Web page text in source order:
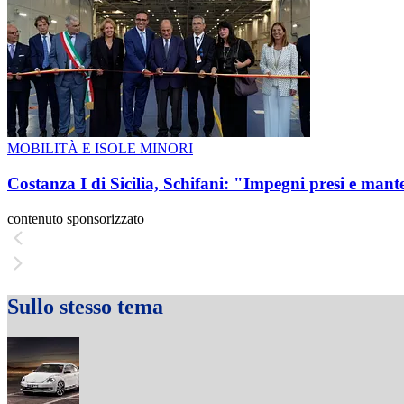
MOBILITÀ E ISOLE MINORI
Costanza I di Sicilia, Schifani: "Impegni presi e
contenuto sponsorizzato
Sullo stesso tema